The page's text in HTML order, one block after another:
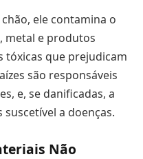
ele contamina o
metal e produtos
tóxicas que prejudicam
são responsáveis
e, se danificadas, a
a doenças.
Não